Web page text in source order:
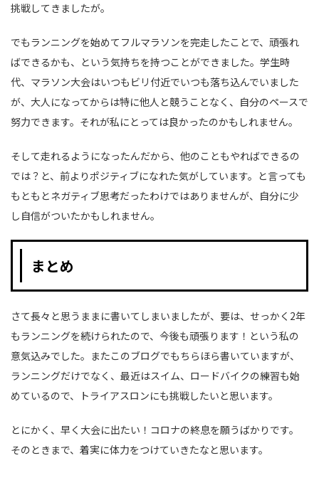
挑戦してきましたが。
でもランニングを始めてフルマラソンを完走したことで、頑張れ
ばできるかも、という気持ちを持つことができました。学生時
代、マラソン大会はいつもビリ付近でいつも落ち込んでいました
が、大人になってからは特に他人と競うことなく、自分のペースで
努力できます。それが私にとっては良かったのかもしれません。
そして走れるようになったんだから、他のこともやればできるの
では？と、前よりポジティブになれた気がしています。と言っても
もともとネガティブ思考だったわけではありませんが、自分に少
し自信がついたかもしれません。
まとめ
さて長々と思うままに書いてしまいましたが、要は、せっかく2年
もランニングを続けられたので、今後も頑張ります！という私の
意気込みでした。またこのブログでもちらほら書いていますが、
ランニングだけでなく、最近はスイム、ロードバイクの練習も始
めているので、トライアスロンにも挑戦したいと思います。
とにかく、早く大会に出たい！コロナの終息を願うばかりです。
そのときまで、着実に体力をつけていきたなと思います。